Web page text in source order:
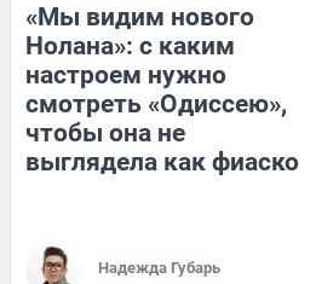
«Мы видим нового
Нолана»: с каким
настроем нужно
смотреть «Одиссею»,
чтобы она не
выглядела как фиаско
Надежда Губарь